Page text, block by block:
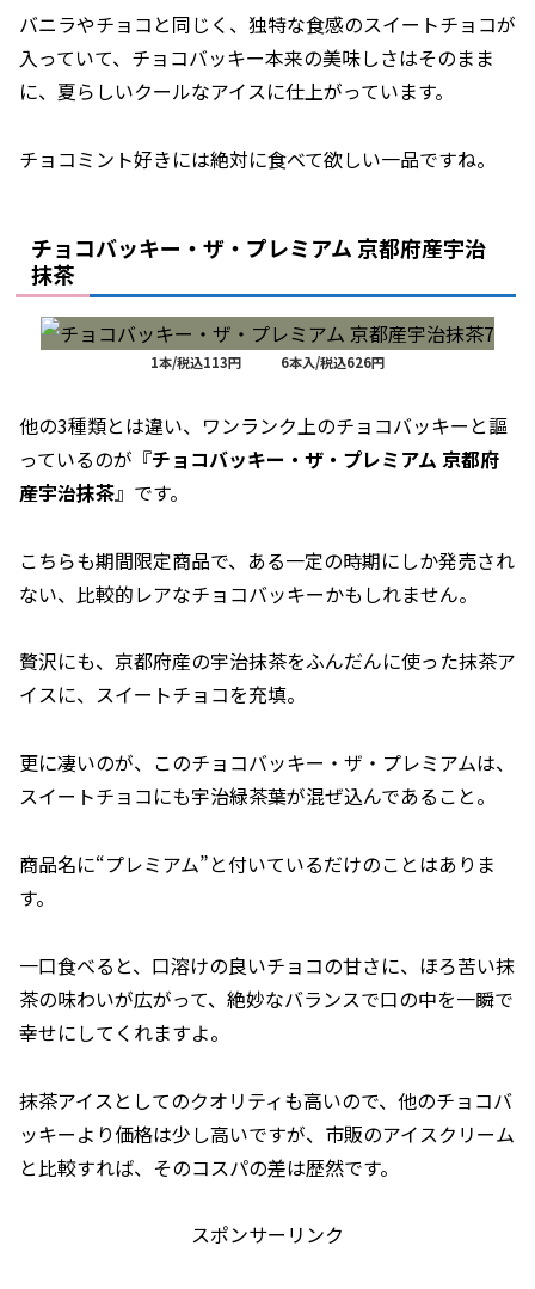
バニラやチョコと同じく、独特な食感のスイートチョコが
入っていて、チョコバッキー本来の美味しさはそのまま
に、夏らしいクールなアイスに仕上がっています。
チョコミント好きには絶対に食べて欲しい一品ですね。
チョコバッキー・ザ・プレミアム 京都府産宇治
抹茶
1本/税込113円 6本入/税込626円
他の3種類とは違い、ワンランク上のチョコバッキーと謳
っているのが『チョコバッキー・ザ・プレミアム 京都府
産宇治抹茶』です。
こちらも期間限定商品で、ある一定の時期にしか発売され
ない、比較的レアなチョコバッキーかもしれません。
贅沢にも、京都府産の宇治抹茶をふんだんに使った抹茶ア
イスに、スイートチョコを充填。
更に凄いのが、このチョコバッキー・ザ・プレミアムは、
スイートチョコにも宇治緑茶葉が混ぜ込んであること。
商品名に“プレミアム”と付いているだけのことはありま
す。
一口食べると、口溶けの良いチョコの甘さに、ほろ苦い抹
茶の味わいが広がって、絶妙なバランスで口の中を一瞬で
幸せにしてくれますよ。
抹茶アイスとしてのクオリティも高いので、他のチョコバ
ッキーより価格は少し高いですが、市販のアイスクリーム
と比較すれば、そのコスパの差は歴然です。
スポンサーリンク